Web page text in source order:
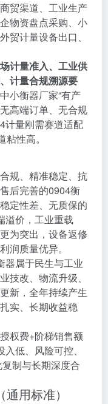
贸渠道、工业生产
物资盘点采购、小
贸计量设备出口、
计量准入、工业供
计量合规溯源要
小衡器厂家“有产
高端订单、无合规
计量刚需赛道适配
性高。
规、精准稳定、抗
后完善的0904衡
定性差、无质保的
溢价，工业重载
为突出，设备返修
润质量优异。
器属于民生与工业
技改、物流升级、
新，全年持续产生
实、长期收益稳
权费+阶梯销售额
低、风险可控、
制与长期深度合
用标准）